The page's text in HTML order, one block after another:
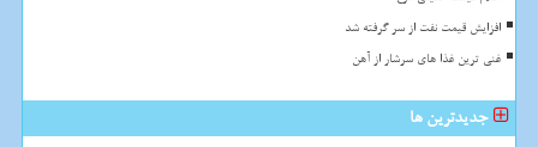
افزایش قیمت نفت از سر گرفته شد
غنی ترین غذا های سرشار از آهن
جدیدترین ها